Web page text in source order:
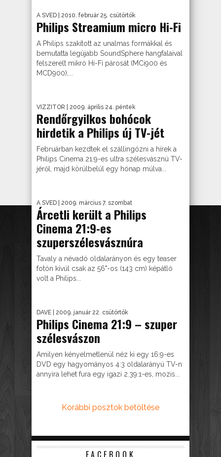
A SVED | 2010. február 25. csütörtök
Philips Streamium micro Hi-Fi
A Philips szakított az unalmas formákkal és
bemutatta legújabb SoundSphere hangfalaival
felszerelt mikró Hi-Fi párosát (MCi900 és
MCD900),...
VIZZITOR | 2009. április 24. péntek
Rendőrgyilkos bohócok
hirdetik a Philips új TV-jét
Februárban kezdtek el szállingózni a hírek a
Philips Cinema 21:9-es ultra szélesvásznú TV-
jéről, majd körülbelül egy hónap múlva...
A SVED | 2009. március 7. szombat
Árcetli került a Philips
Cinema 21:9-es
szuperszélesvásznúra
Tavaly a névadó oldalarányon és egy teaser
fotón kívül csak az 56"-os (143 cm) képátló
volt a Philips...
DAVE | 2009. január 22. csütörtök
Philips Cinema 21:9 – szuper
szélesvászon
Amilyen kényelmetlenül néz ki egy 16:9-es
DVD egy hagyományos 4:3 oldalarányú TV-n
annyira lehet fura egy igazi 2.39:1-es, mozis...
Korábbi posztok betöltése
FACEBOOK